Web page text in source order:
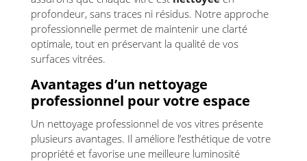
profondeur, sans traces ni résidus. Notre approche
professionnelle permet de maintenir une clarté
optimale, tout en préservant la qualité de vos
surfaces vitrées.
Avantages d’un nettoyage
professionnel pour votre espace
Un nettoyage professionnel de vos vitres présente
plusieurs avantages. Il améliore l’esthétique de votre
propriété et favorise une meilleure luminosité